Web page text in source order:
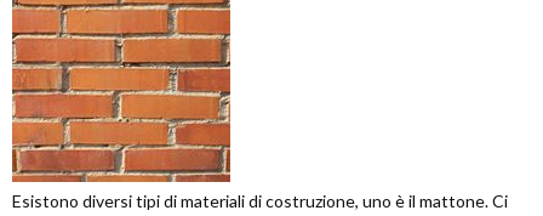
Esistono diversi tipi di materiali di costruzione, uno è il mattone. Ci